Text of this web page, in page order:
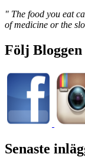
" The food you eat
of medicine or the
Följ Bloggen
Senaste